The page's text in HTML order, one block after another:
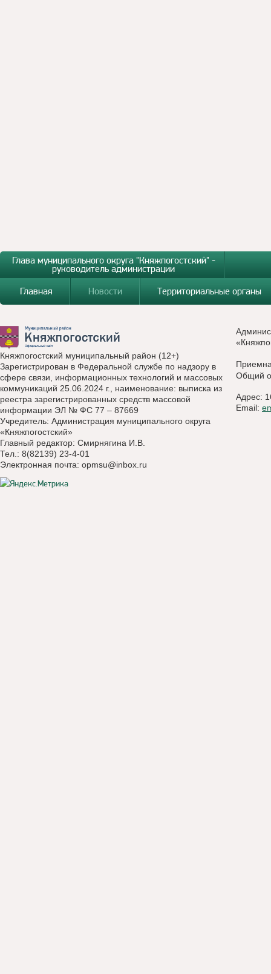
Глава муниципального округа "Княжпогостский" -
руководитель администрации
Главная
Новости Территориальные органы
Княжпогостский муниципальный район (12+)
Зарегистрирован в Федеральной службе по надзору в
сфере связи, информационных технологий и массовых
коммуникаций 25.06.2024 г., наименование: выписка из
реестра зарегистрированных средств массовой
информации ЭЛ № ФС 77 – 87669
Учредитель: Администрация муниципального округа
«Княжпогостский»
Главный редактор: Смирнягина И.В.
Тел.: 8(82139) 23-4-01
Электронная почта: opmsu@inbox.ru
Общий
Адрес:
Email: